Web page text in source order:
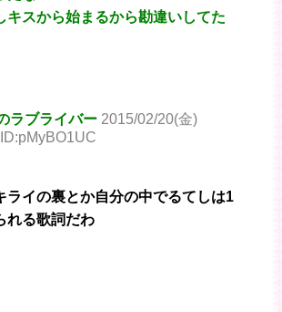
キスから始まるから勘違いしてた
ラブライバー 2015/02/20(金)
ライの裏とか自分の中でるてしは1
れる歌詞だわ